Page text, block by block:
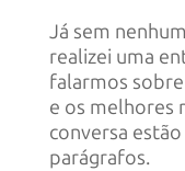
Já sem
realizei uma
falarmos
e os melhores
conversa
parágrafos.